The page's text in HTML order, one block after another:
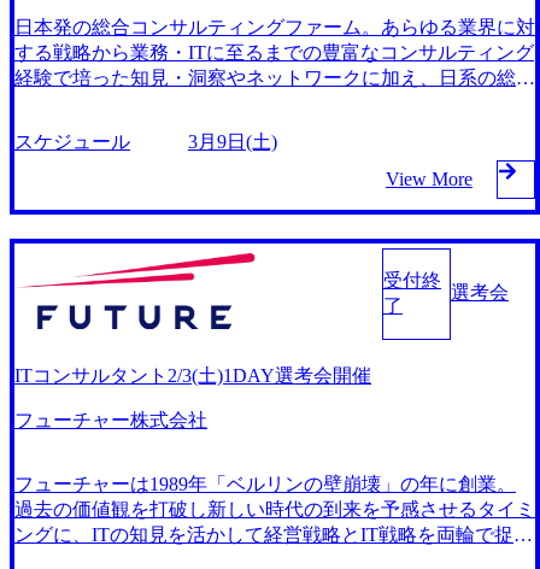
戦略ファームと同水準の給与テーブルを実現 平均残業時間
は21時間であり、健康経営優良法人（ホワイト500）に2021
年から継続して選出
日本発の総合コンサルティングファーム。あらゆる業界に対
する戦略から業務・ITに至るまでの豊富なコンサルティング
経験で培った知見・洞察やネットワークに加え、日系の総合
る側面から総合的にクライアント企業の変革をサポートす
る。 マッキンゼー、BCG等の大手コンサルティングファー
ム、事業会社、官公庁等、多種多様なバックグランドを持っ
た優秀な人材が活躍中。 コンサルティングファームとして
な働き方はご法度で、会社にとっても従業員にとっても持続
可能な成長を重視。 3/9(土) ベイカレント本社にて対面(オン
ラインは要相談) ※本社別室でのリモートになる可能性もあ
るためPCの持参をお願いいたします。難しい方はご相談く
る方 事業会社での企画業務経験のある方 直近1年でベイカレ
ント社への応募がない方 インダストリー/サービスカットを
設けず、様々な業界/テーマの案件に携わることが可能 コン
ー/英語など多彩な研修プログラムを用意し、能力開発を支
援 創業以来、最大限の社員還元をモットーとしており、戦
略ファームと同水準の給与テーブルを実現 平均残業時間は2
スケジュール
3月9日(土)
View More
受付終
了
選考会
ITコンサルタント2/3(土)1DAY選考会開催
フューチャー株式会社
フューチャーは1989年「ベルリンの壁崩壊」の年に創業。
過去の価値観を打破し新しい時代の到来を予感させるタイミ
ングに、ITの知見を活かして経営戦略とIT戦略を両輪で捉え